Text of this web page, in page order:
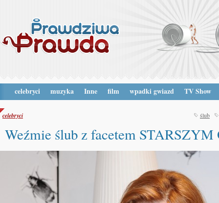
celebryci muzyka Inne film wpadki gwiazd TV Show
celebryci ślub
Weźmie ślub z facetem